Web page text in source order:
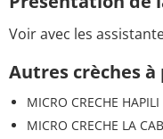
Voir avec les
Autres crèches
MICRO CRECHE HAPILI
MICRO CRECHE LA